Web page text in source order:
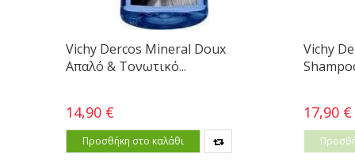
Vichy Dercos Mineral Doux
Απαλό & Τονωτικό...
14,90 €
Προσθήκη στο καλάθι
Vichy
17,90 €